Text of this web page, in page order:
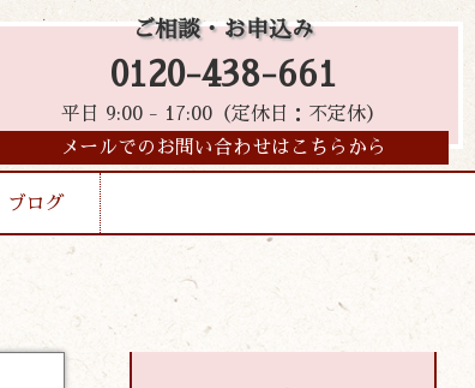
ご相談・お申込み
0120-438-661
平日 9:00 - 17:00（定休日：不定休）
メールでのお問い合わせはこちらから
ブログ